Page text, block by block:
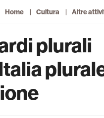
Home Cultura Altre
plurali
del Cinema